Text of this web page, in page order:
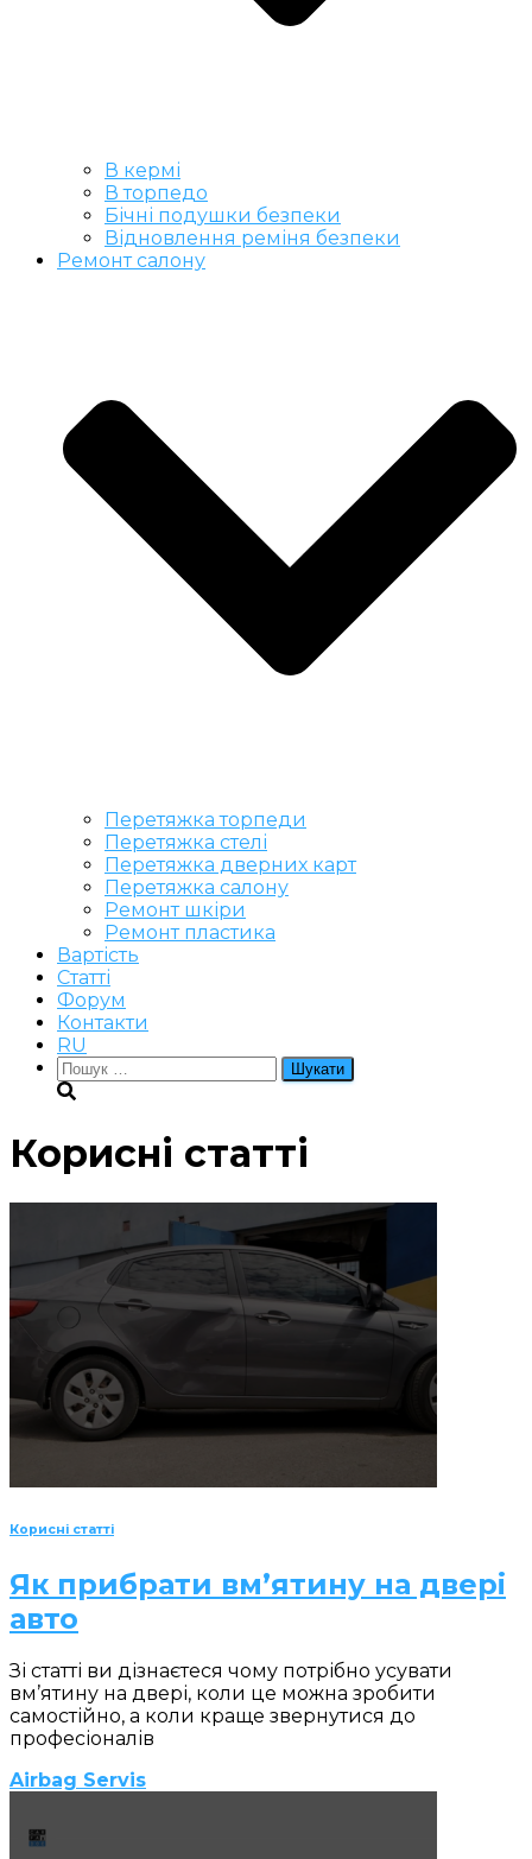
В кермі
В торпедо
Бічні подушки безпеки
Відновлення реміня безпеки
Ремонт салону
Перетяжка торпеди
Перетяжка стелі
Перетяжка дверних карт
Перетяжка салону
Ремонт шкіри
Ремонт пластика
Вартість
Статті
Форум
Контакти
RU
Пошук:
Корисні статті
Корисні статті
Як прибрати вм’ятину на двері
авто
Зі статті ви дізнаєтеся чому потрібно усувати
вм’ятину на двері, коли це можна зробити
самостійно, а коли краще звернутися до
професіоналів
Airbag Servis